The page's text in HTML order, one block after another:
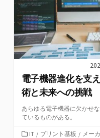
電子機器進化を支
術と未来への挑戦
あらゆる電子機器に欠かせ
ているものがある。
カIT / プリント基板 / メー